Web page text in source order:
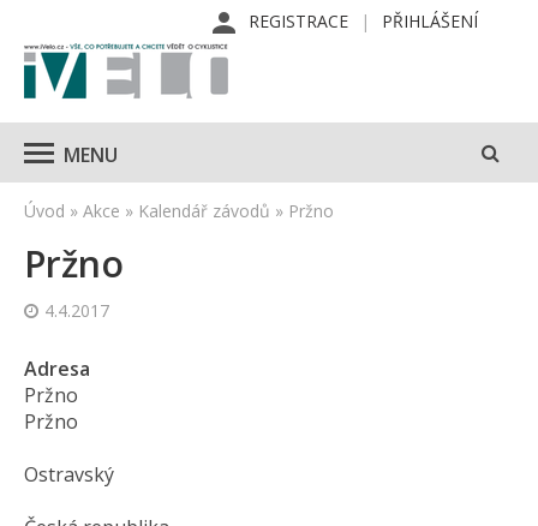
REGISTRACE PŘIHLÁŠENÍ
MENU
Úvod » Akce » Kalendář závodů » Pržno
Pržno
4.4.2017
Adresa
Pržno
Pržno
Ostravský